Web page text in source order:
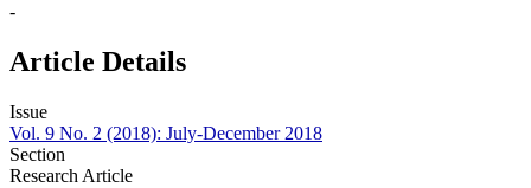
-
Article Details
Issue
Vol. 9 No. 2 (2018): July-December 2018
Section
Research Article